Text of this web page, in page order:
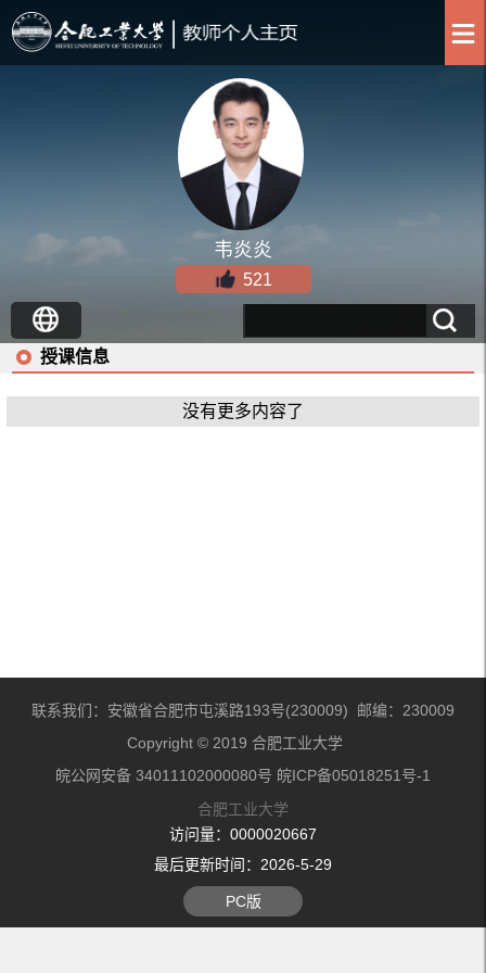
韦炎炎
521
授课信息
没有更多内容了
联系我们：安徽省合肥市屯溪路193号(230009) 邮编：230009
Copyright © 2019 合肥工业大学
皖公网安备 34011102000080号 皖ICP备05018251号-1
合肥工业大学
访问量： 0000020667
最后更新时间： 2026-5-29
PC版